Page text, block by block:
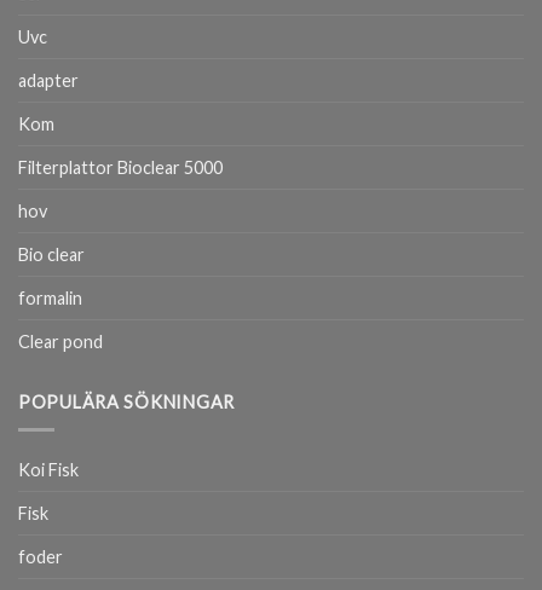
Uvc
adapter
Kom
Filterplattor Bioclear 5000
hov
Bio clear
formalin
Clear pond
POPULÄRA SÖKNINGAR
Koi Fisk
Fisk
foder